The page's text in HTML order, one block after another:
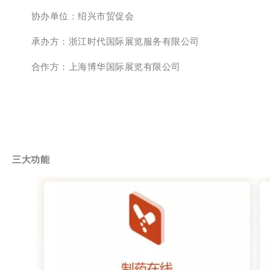
协办单位：绍兴市贸促会
承办方：浙江时代国际展览服务有限公司
合作方：上海博华国际展览有限公司
三大功能